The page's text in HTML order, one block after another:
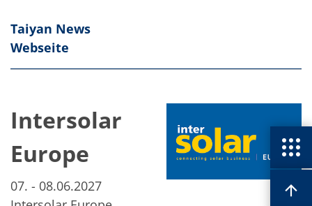
Taiyan News
Webseite
Intersolar
Europe
​​​​​07. - 08.06.2027